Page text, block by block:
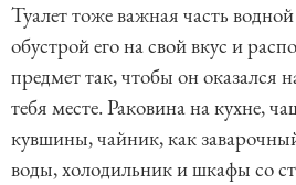
Туалет тоже важная часть
обустрой его на свой вкус и
предмет так, чтобы он оказался
тебя месте. Раковина на кухне,
кувшины, чайник, как
воды, холодильник и шкафы со